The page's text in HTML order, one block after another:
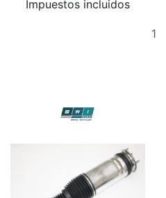
Impuestos incluidos